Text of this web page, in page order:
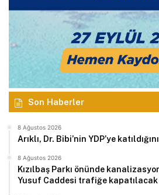
Son Haberler
8 Ağustos 2026
Arıklı, Dr. Bibi’nin YDP’ye
8 Ağustos 2026
Kızılbaş Parkı önünde
Yusuf Caddesi trafiğe kapatılacak